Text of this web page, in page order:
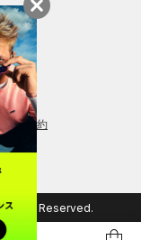
会員規約
Reserved.